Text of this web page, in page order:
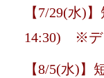
【7/29(水)
14:30) ※デ
【8/5(水)